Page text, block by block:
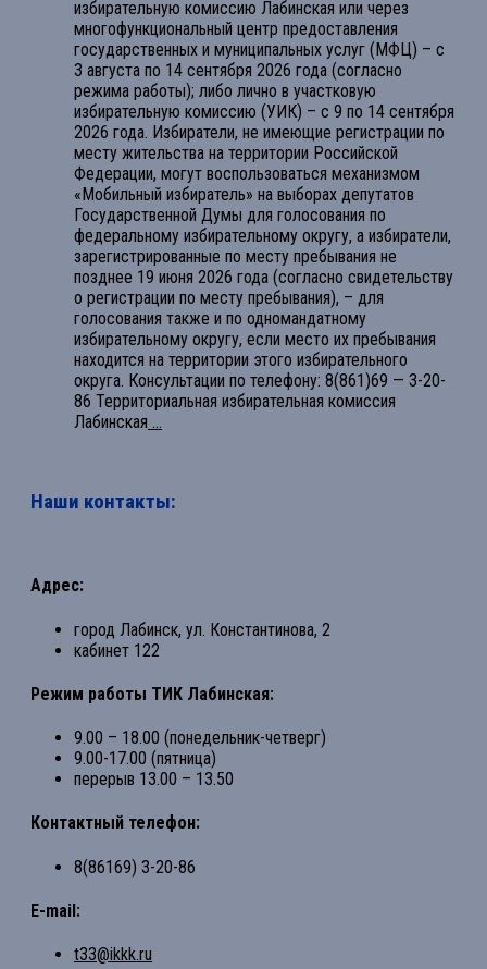
избирательную комиссию Лабинская или через
многофункциональный центр предоставления
государственных и муниципальных услуг (МФЦ) – с
3 августа по 14 сентября 2026 года (согласно
режима работы); либо лично в участковую
избирательную комиссию (УИК) – с 9 по 14 сентября
2026 года. Избиратели, не имеющие регистрации по
месту жительства на территории Российской
Федерации, могут воспользоваться механизмом
«Мобильный избиратель» на выборах депутатов
Государственной Думы для голосования по
федеральному избирательному округу, а избиратели,
зарегистрированные по месту пребывания не
позднее 19 июня 2026 года (согласно свидетельству
о регистрации по месту пребывания), – для
голосования также и по одномандатному
избирательному округу, если место их пребывания
находится на территории этого избирательного
округа. Консультации по телефону: 8(861)69 — 3-20-
86 Территориальная избирательная комиссия
Лабинская ...
Наши контакты:
Адрес:
город Лабинск, ул. Константинова, 2
кабинет 122
Режим работы ТИК Лабинская:
9.00 – 18.00 (понедельник-четверг)
9.00-17.00 (пятница)
перерыв 13.00 – 13.50
Контактный телефон:
8(86169) 3-20-86
E-mail:
t33@ikkk.ru